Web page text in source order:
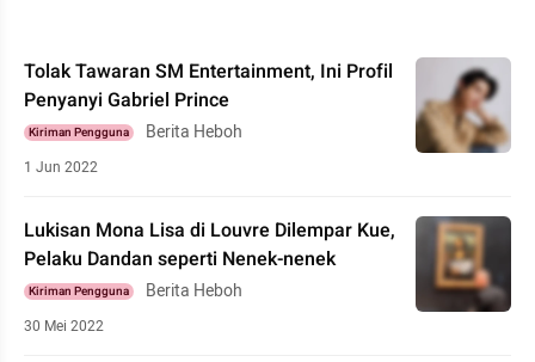
Tolak Tawaran SM Entertainment, Ini Profil
Penyanyi Gabriel Prince
Kiriman Pengguna Berita Heboh
1 Jun 2022
Lukisan Mona Lisa di Louvre Dilempar Kue,
Pelaku Dandan seperti Nenek-nenek
Kiriman Pengguna Berita Heboh
30 Mei 2022